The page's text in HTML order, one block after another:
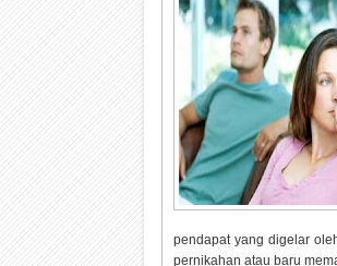
pendapat yang digelar
pernikahan atau baru